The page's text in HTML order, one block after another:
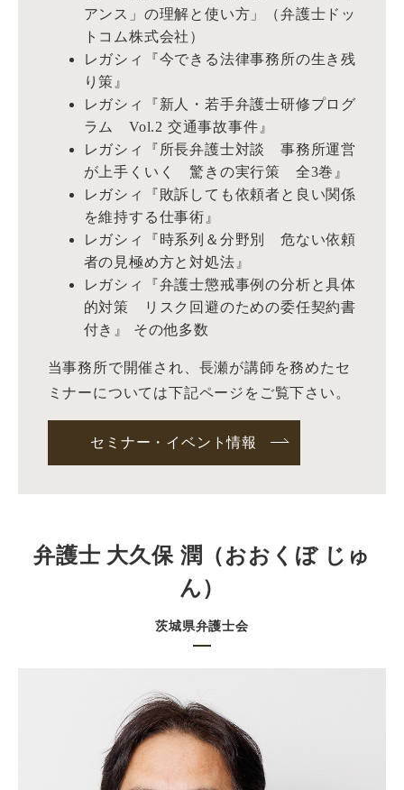
アンス」の理解と使い方」（弁護士ドッ
トコム株式会社）
レガシィ『今できる法律事務所の生き残
り策』
レガシィ『新人・若手弁護士研修プログ
ラム Vol.2 交通事故事件』
レガシィ『所長弁護士対談 事務所運営
が上手くいく 驚きの実行策 全3巻』
レガシィ『敗訴しても依頼者と良い関係
を維持する仕事術』
レガシィ『時系列＆分野別 危ない依頼
者の見極め方と対処法』
レガシィ『弁護士懲戒事例の分析と具体
的対策 リスク回避のための委任契約書
付き』 その他多数
当事務所で開催され、長瀬が講師を務めたセ
ミナーについては下記ページをご覧下さい。
セミナー・イベント情報
弁護士 大久保 潤（おおくぼ じゅ
ん）
茨城県弁護士会